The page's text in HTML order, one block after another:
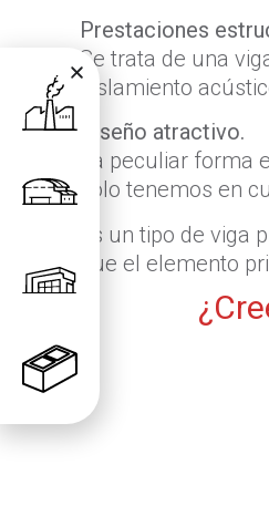
Prestaciones
Se trata de una
aislamiento
Diseño atractivo.
La peculiar
sólo tenemos en
Es un tipo de
que el elemento